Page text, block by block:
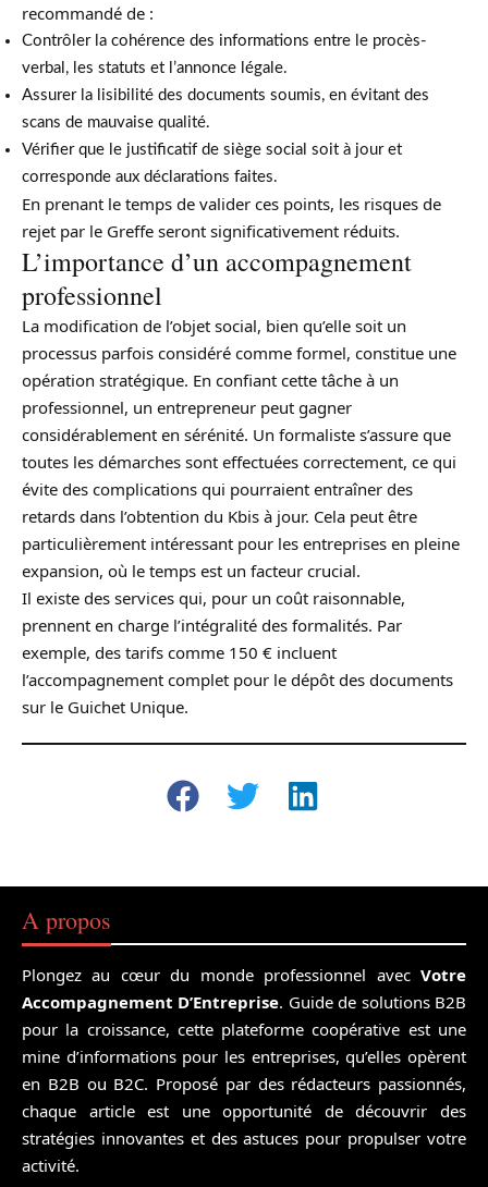
recommandé de :
Contrôler la cohérence des informations entre le procès-
verbal, les statuts et l’annonce légale.
Assurer la lisibilité des documents soumis, en évitant des
scans de mauvaise qualité.
Vérifier que le justificatif de siège social soit à jour et
corresponde aux déclarations faites.
En prenant le temps de valider ces points, les risques de
rejet par le Greffe seront significativement réduits.
L’importance d’un accompagnement
professionnel
La modification de l’objet social, bien qu’elle soit un
processus parfois considéré comme formel, constitue une
opération stratégique. En confiant cette tâche à un
professionnel, un entrepreneur peut gagner
considérablement en sérénité. Un formaliste s’assure que
toutes les démarches sont effectuées correctement, ce qui
évite des complications qui pourraient entraîner des
retards dans l’obtention du Kbis à jour. Cela peut être
particulièrement intéressant pour les entreprises en pleine
expansion, où le temps est un facteur crucial.
Il existe des services qui, pour un coût raisonnable,
prennent en charge l’intégralité des formalités. Par
exemple, des tarifs comme 150 € incluent
l’accompagnement complet pour le dépôt des documents
sur le Guichet Unique.
A propos
Plongez au cœur du monde professionnel avec Votre
Accompagnement D’Entreprise. Guide de solutions B2B
pour la croissance, cette plateforme coopérative est une
mine d’informations pour les entreprises, qu’elles opèrent
en B2B ou B2C. Proposé par des rédacteurs passionnés,
chaque article est une opportunité de découvrir des
stratégies innovantes et des astuces pour propulser votre
activité.